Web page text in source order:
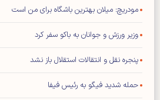
مودریچ: میلان بهترین باشگاه برای من است
وزیر ورزش و جوانان به باکو سفر کرد
پنجره نقل و انتقالات استقلال باز نشد
حمله شدید فیگو به رئیس فیفا